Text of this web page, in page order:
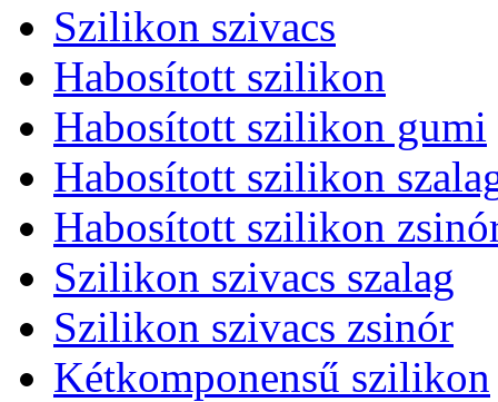
Szilikon szivacs
Habosított szilikon
Habosított szilikon gumi
Habosított szilikon
Habosított szilikon
Szilikon szivacs szalag
Szilikon szivacs zsinór
Kétkomponensű szilikon